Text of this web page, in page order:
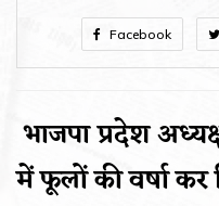
Facebook
भाजपा प्रदेश
में फूलों की वर्षा कर